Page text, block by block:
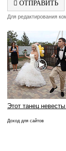
ОТПРАВИТЬ
Для редактирования
Этот танец
Доход для сайтов